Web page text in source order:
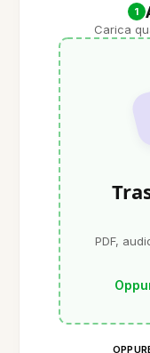
1
Carica
PDF,